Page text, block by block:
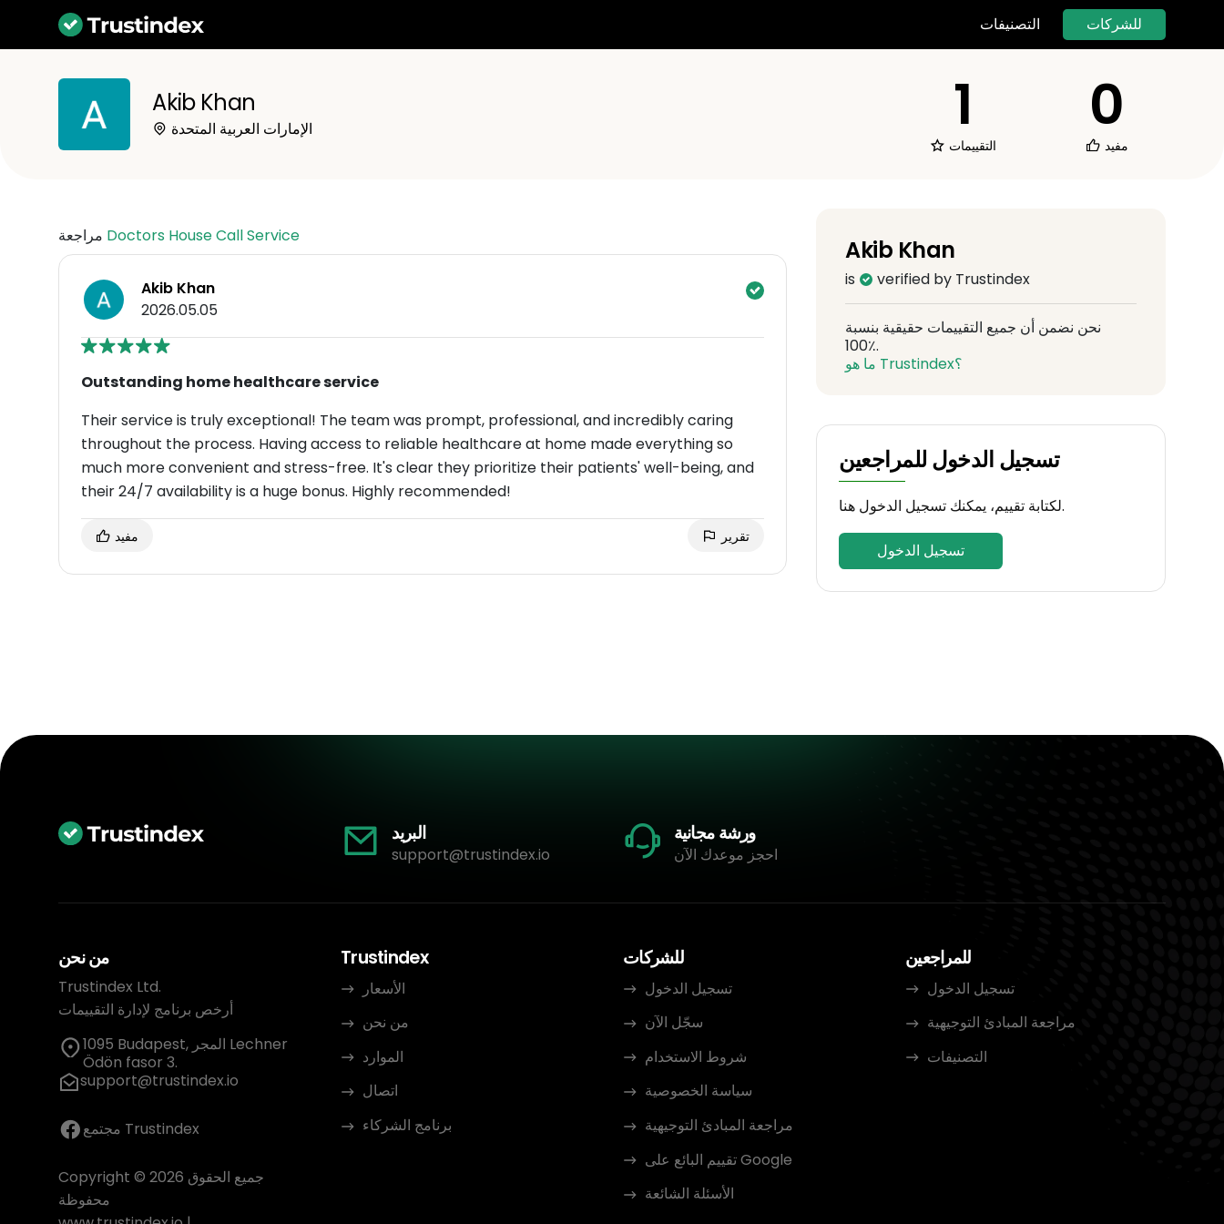
التصنيفات للشركات
Akib Khan
الإمارات العربية المتحدة 1
التقييمات
0
مفيد
Doctors House Call Service
Akib Khan
2026.05.05
Outstanding home healthcare service
Their service is truly exceptional! The team was prompt, professional, and incredibly caring
throughout the process. Having access to reliable healthcare at home made everything so
much more convenient and stress-free. It's clear they prioritize their patients' well-being, and
their 24/7 availability is a huge bonus. Highly recommended!
مفيد تقرير
Akib Khan
is verified by Trustindex
نحن نضمن أن جميع التقييمات حقيقية بنسبة
100٪.
ما هو Trustindex؟
تسجيل الدخول للمراجعين
لكتابة تقييم، يمكنك تسجيل الدخول هنا.
تسجيل الدخول
البريد
support@trustindex.io
ورشة مجانية
احجز موعدك الآن
من نحن
Trustindex Ltd.
أرخص برنامج لإدارة التقييمات
1095 Budapest, المجر Lechner
Ödön fasor 3.
support@trustindex.io
مجتمع Trustindex
Copyright © 2026 جميع الحقوق
محفوظة
Trustindex
الأسعار
من نحن
الموارد
اتصال
برنامج الشركاء
للشركات
تسجيل الدخول
سجّل الآن
شروط الاستخدام
سياسة الخصوصية
مراجعة المبادئ التوجيهية
تقييم البائع على Google
الأسئلة الشائعة
للمراجعين
تسجيل الدخول
مراجعة المبادئ التوجيهية
التصنيفات